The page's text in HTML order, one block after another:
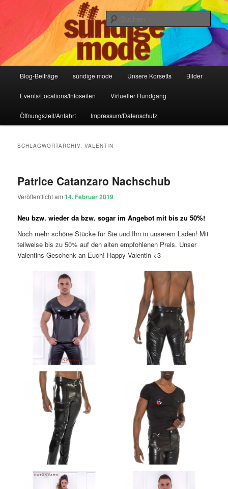
Sündige Mode Frankfurt
IHR Laden für Korsetts, Lifestyle-Mode, Club- und Dark-Wear seit 2004
Blog-Beiträge sündige mode Unsere Korsetts Bilder
Events/Locations/Infoseiten Virtueller Rundgang
Öffnungszeit/Anfahrt Impressum/Datenschutz
SCHLAGWORTARCHIV:VALENTIN
Patrice Catanzaro Nachschub
Veröffentlicht am14. Februar 2019
Neu bzw. wieder da bzw. sogar im Angebot mit bis zu 50%!
Noch mehr schöne Stücke für Sie und Ihn in unserem Laden! Mit
teilweise bis zu 50% auf den alten empfohlenen Preis. Unser
Valentins-Geschenk an Euch! Happy Valentin <3